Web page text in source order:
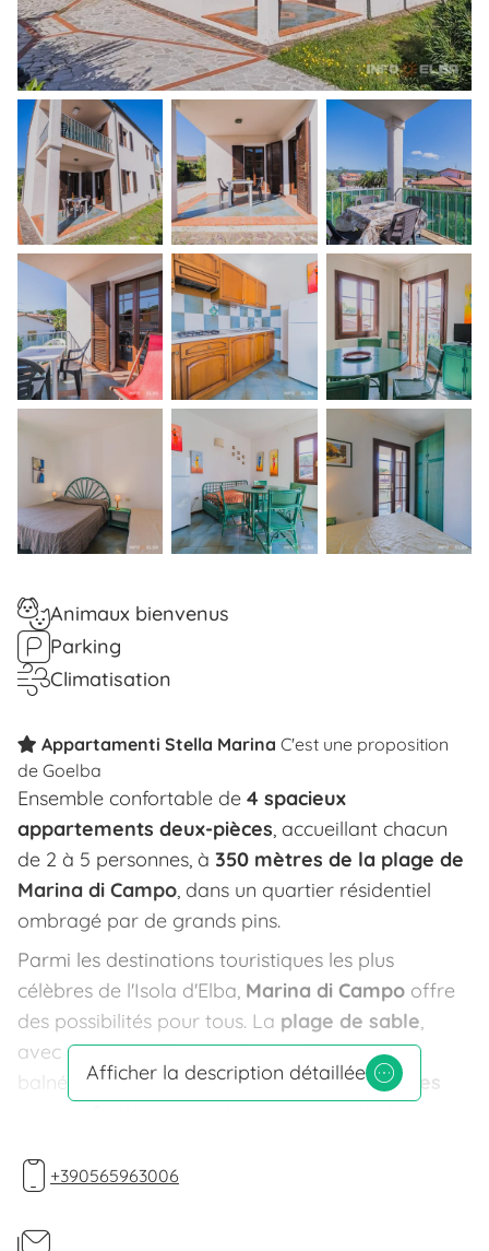
Animaux bienvenus
Parking
Climatisation
Appartamenti Stella Marina C'est une proposition
de Goelba
Ensemble confortable de 4 spacieux
appartements deux-pièces, accueillant chacun
de 2 à 5 personnes, à 350 mètres de la plage de
Marina di Campo, dans un quartier résidentiel
ombragé par de grands pins.
Parmi les destinations touristiques les plus
célèbres de l'Isola d'Elba, Marina di Campo offre
des possibilités pour tous. La plage de sable,
avec des zones libres et des établissements
balnéaires équipés, est idéale pour lesfamilles
amateurs devie nocturne,
et ses établissements ouverts jusque tard dans la
Afficher la description détaillée
+390565963006